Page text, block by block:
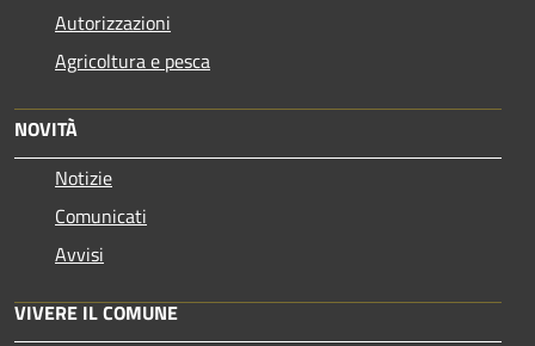
Autorizzazioni
Agricoltura e pesca
NOVITÀ
Notizie
Comunicati
Avvisi
VIVERE IL COMUNE